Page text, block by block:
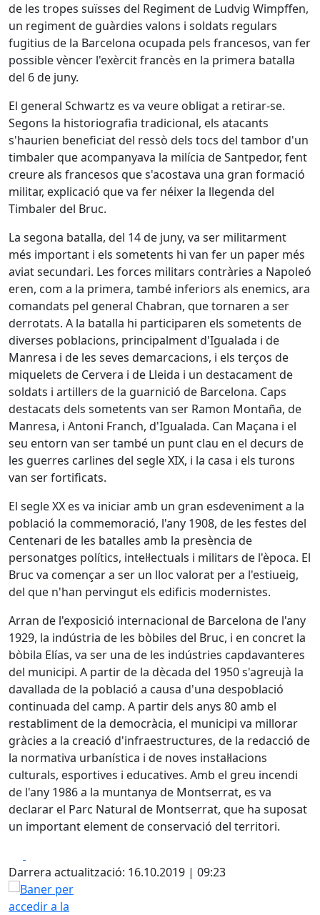
de les tropes suïsses del Regiment de Ludvig Wimpffen,
un regiment de guàrdies valons i soldats regulars
fugitius de la Barcelona ocupada pels francesos, van fer
possible vèncer l'exèrcit francès en la primera batalla
del 6 de juny.
El general Schwartz es va veure obligat a retirar-se.
Segons la historiografia tradicional, els atacants
s'haurien beneficiat del ressò dels tocs del tambor d'un
timbaler que acompanyava la milícia de Santpedor, fent
creure als francesos que s'acostava una gran formació
militar, explicació que va fer néixer la llegenda del
Timbaler del Bruc.
La segona batalla, del 14 de juny, va ser militarment
més important i els sometents hi van fer un paper més
aviat secundari. Les forces militars contràries a Napoleó
eren, com a la primera, també inferiors als enemics, ara
comandats pel general Chabran, que tornaren a ser
derrotats. A la batalla hi participaren els sometents de
diverses poblacions, principalment d'Igualada i de
Manresa i de les seves demarcacions, i els terços de
miquelets de Cervera i de Lleida i un destacament de
soldats i artillers de la guarnició de Barcelona. Caps
destacats dels sometents van ser Ramon Montaña, de
Manresa, i Antoni Franch, d'Igualada. Can Maçana i el
seu entorn van ser també un punt clau en el decurs de
les guerres carlines del segle XIX, i la casa i els turons
van ser fortificats.
El segle XX es va iniciar amb un gran esdeveniment a la
població la commemoració, l'any 1908, de les festes del
Centenari de les batalles amb la presència de
personatges polítics, intel·lectuals i militars de l'època. El
Bruc va començar a ser un lloc valorat per a l'estiueig,
del que n'han pervingut els edificis modernistes.
Arran de l'exposició internacional de Barcelona de l'any
1929, la indústria de les bòbiles del Bruc, i en concret la
bòbila Elías, va ser una de les indústries capdavanteres
del municipi. A partir de la dècada del 1950 s'agreujà la
davallada de la població a causa d'una despoblació
continuada del camp. A partir dels anys 80 amb el
restabliment de la democràcia, el municipi va millorar
gràcies a la creació d'infraestructures, de la redacció de
la normativa urbanística i de noves instal·lacions
culturals, esportives i educatives. Amb el greu incendi
de l'any 1986 a la muntanya de Montserrat, es va
declarar el Parc Natural de Montserrat, que ha suposat
un important element de conservació del territori.
Darrera actualització: 16.10.2019 | 09:23